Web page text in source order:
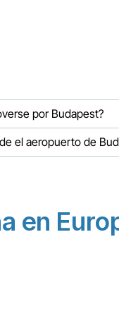
por Budapest?
el aeropuerto de
en